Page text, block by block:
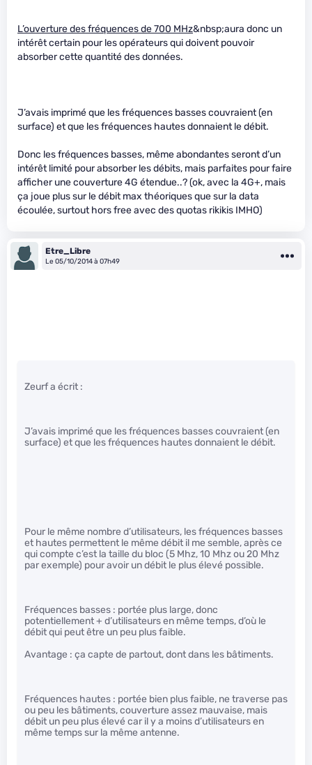
L’ouverture des fréquences de 700 MHz&nbsp;aura donc un
intérêt certain pour les opérateurs qui doivent pouvoir
absorber cette quantité des données.
J’avais imprimé que les fréquences basses couvraient (en
surface) et que les fréquences hautes donnaient le débit.
Donc les fréquences basses, même abondantes seront d’un
intérêt limité pour absorber les débits, mais parfaites pour faire
afficher une couverture 4G étendue..? (ok, avec la 4G+, mais
ça joue plus sur le débit max théoriques que sur la data
écoulée, surtout hors free avec des quotas rikikis IMHO)
Etre_Libre
Le 05/10/2014 à 07h49
Zeurf a écrit :
J’avais imprimé que les fréquences basses couvraient (en
surface) et que les fréquences hautes donnaient le débit.
Pour le même nombre d’utilisateurs, les fréquences basses
et hautes permettent le même débit il me semble, après ce
qui compte c’est la taille du bloc (5 Mhz, 10 Mhz ou 20 Mhz
par exemple) pour avoir un débit le plus élevé possible.
Fréquences basses : portée plus large, donc
potentiellement + d’utilisateurs en même temps, d’où le
débit qui peut être un peu plus faible.
Avantage : ça capte de partout, dont dans les bâtiments.
Fréquences hautes : portée bien plus faible, ne traverse pas
ou peu les bâtiments, couverture assez mauvaise, mais
débit un peu plus élevé car il y a moins d’utilisateurs en
même temps sur la même antenne.